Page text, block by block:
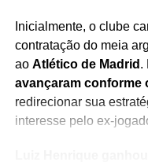
Inicialmente, o clube
contratação do meia
ao Atlético de Madrid .
avançaram conforme
redirecionar sua
interesse pelo ex-